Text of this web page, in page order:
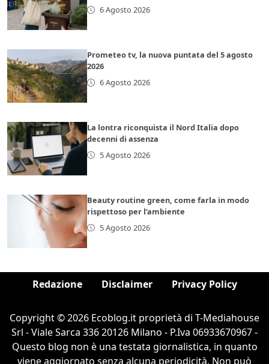
6 Agosto 2026
Prometeo tv, la nuova puntata del 5 agosto
2026
6 Agosto 2026
La lontra riconquista il Nord Italia dopo
decenni di assenza
5 Agosto 2026
Beauty routine green, come farla in modo
rispettoso per l’ambiente
5 Agosto 2026
Redazione Disclaimer Privacy Policy
Copyright © 2026 Ecoblog.it proprietà di T-Mediahouse
Srl - Viale Sarca 336 20126 Milano - P.Iva 06933670967 -
Questo blog non è una testata giornalistica, in quanto
viene aggiornato senza alcuna periodicità. Non può